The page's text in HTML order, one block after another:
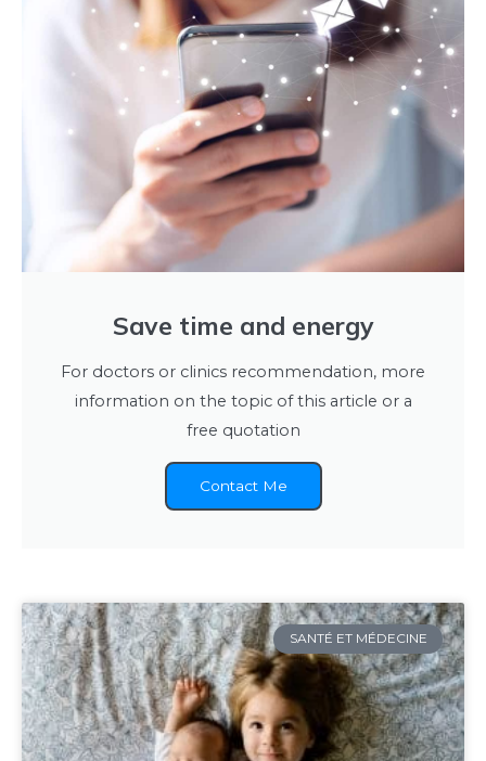
Save time and energy
For doctors or clinics recommendation, more
information on the topic of this article or a
free quotation
Contact Me
SANTÉ ET MÉDECINE